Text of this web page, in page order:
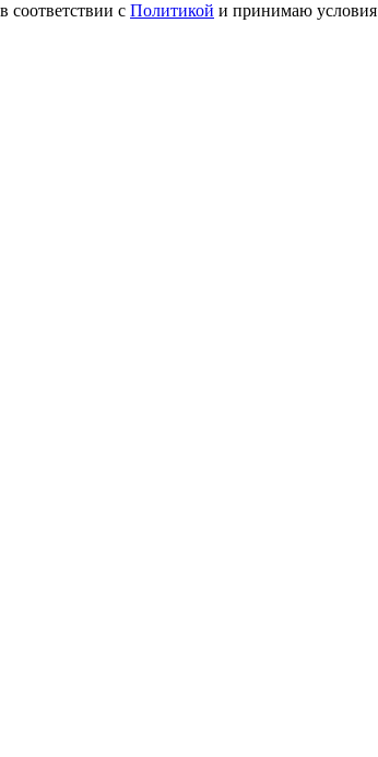
соответствии с Политикой и принимаю условия